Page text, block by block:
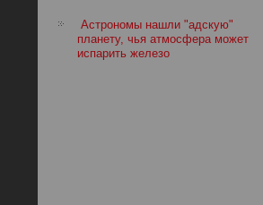
Астрономы нашли "адскую"
планету, чья атмосфера может
испарить железо